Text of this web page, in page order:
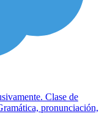
Clase de
pronunciación,